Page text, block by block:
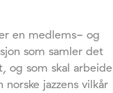
en medlems- og
som samler det
og som skal arbeide
jazzens vilkår